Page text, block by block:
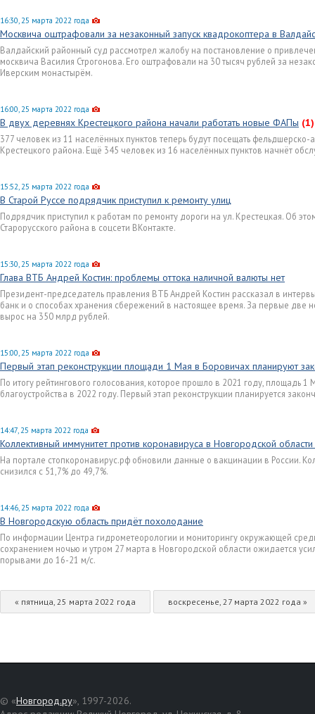
16:30, 25 марта 2022 года
Москвича оштрафовали за незаконный запуск квадрокоптера в
Валдайский районный суд рассмотрел жалобу на постановление о
москвича Василия Строгонова. Его оштрафовали на 30 тысяч рублей за
Иверским монастырём.
16:00, 25 марта 2022 года
В двух деревнях Крестецкого района начали работать новые ФАПы (1)
377 человек из 11 населённых пунктов теперь будут посещать
Крестецкого района. Ещё 345 человек из 16 населённых пунктов начнёт
15:52, 25 марта 2022 года
В Старой Руссе подрядчик приступил к ремонту улиц
Подрядчик приступил к работам по ремонту дороги на ул. Крестецкая. Об
Старорусского района в соцсети ВКонтакте.
15:30, 25 марта 2022 года
Глава ВТБ Андрей Костин: проблемы оттока наличной валюты нет
Президент-председатель правления ВТБ Андрей Костин рассказал в
банк и о способах хранения сбережений в настоящее время. За первые две
вырос на 350 млрд рублей.
15:00, 25 марта 2022 года
Первый этап реконструкции площади 1 Мая в Боровичах планируют
По итогу рейтингового голосования, которое прошло в 2021 году, площадь
благоустройства в 2022 году. Первый этап реконструкции планируется
14:47, 25 марта 2022 года
Коллективный иммунитет против коронавируса в Новгородской
На портале стопкоронавирус.рф обновили данные о вакцинации в России.
снизился с 51,7% до 49,7%.
14:46, 25 марта 2022 года
В Новгородскую область придёт похолодание
По информации Центра гидрометеорологии и мониторингу окружающей
сохранением ночью и утром 27 марта в Новгородской области ожидается
порывами до 16-21 м/с.
« пятница, 25 марта 2022 года воскресенье, 27 марта 2022 года »
© «Новгород.ру», 1997-2026.